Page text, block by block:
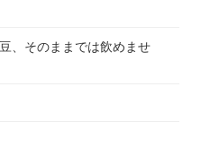
、そのままでは飲めませ